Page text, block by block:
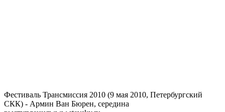
Фестиваль Трансмиссия 2010 (9 мая 2010, Петербургский
СКК) - Армин Ван Бюрен, середина